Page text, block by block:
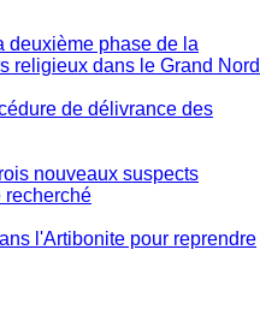
deuxième phase de la
religieux dans le Grand Nord
de délivrance des
nouveaux suspects
recherché
l'Artibonite pour reprendre